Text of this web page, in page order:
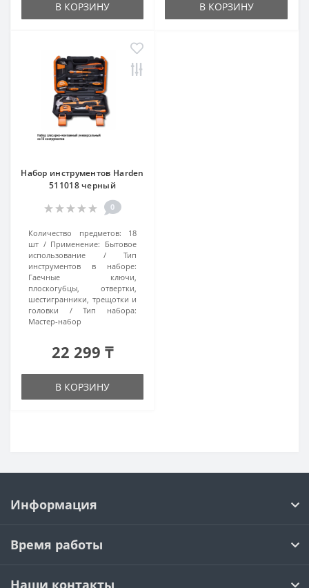
В КОРЗИНУ В КОРЗИНУ
Набор инструментов Harden
511018 черный
0
Количество предметов:
18
шт
Применение: Бытовое
использование
Тип
инструментов в наборе:
Гаечные ключи,
плоскогубцы, отвертки,
шестигранники, трещотки и
головки
Тип набора:
Мастер-набор
22 299 ₸
В КОРЗИНУ
Информация
Время работы
Наши контакты